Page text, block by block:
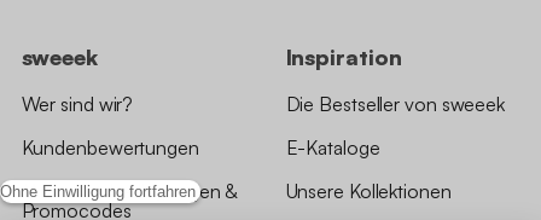
Ohne Einwilligung fortfahren
sweeek
Wer sind wir?
Kundenbewertungen
*Angebotsbedingungen &
Promocodes
Inspiration
Die Bestseller von sweeek
E-Kataloge
Unsere Kollektionen